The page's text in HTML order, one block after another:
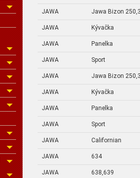
JAWA Jawa Bizon
JAWA Kývačka
JAWA Panelka
JAWA Sport
JAWA Jawa Bizon
JAWA Kývačka
JAWA Panelka
JAWA Sport
JAWA Californian
JAWA 634
JAWA 638,639